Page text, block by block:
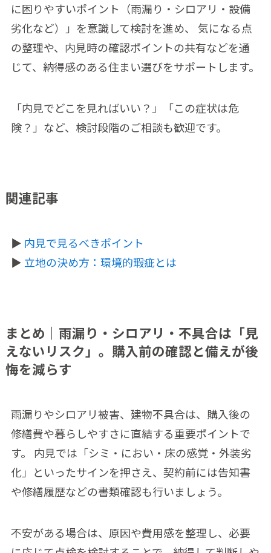
に困りやすいポイント（雨漏り・シロアリ・設備
劣化など）」を意識して検討を進め、 気になる点
の整理や、内見時の確認ポイントの共有などを通
じて、納得感のある住まい選びをサポートします。
「内見でどこを見ればいい？」「この症状は危
険？」など、検討段階のご相談も歓迎です。
関連記事
▶ 内見で見るべきポイント
▶ 立地の決め方：環境的瑕疵とは
まとめ｜雨漏り・シロアリ・不具合は「見
えないリスク」。購入前の確認と備えが後
悔を減らす
雨漏りやシロアリ被害、建物不具合は、購入後の
修繕費や暮らしやすさに直結する重要ポイントで
す。 内見では「シミ・におい・床の感覚・外装劣
化」といったサインを押さえ、契約前には告知書
や修繕履歴などの書類確認も行いましょう。
不安がある場合は、原因や費用感を整理し、必要